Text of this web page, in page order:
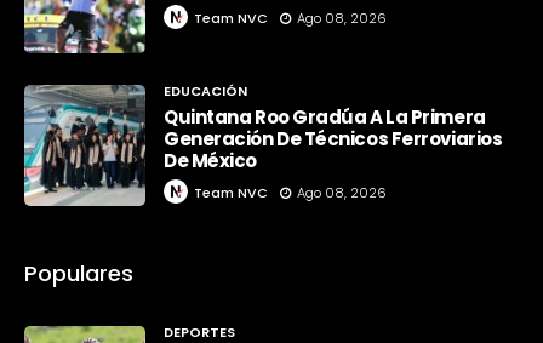
Team NVC Ago 08, 2026
EDUCACIÓN
Quintana Roo Gradúa A La Primera
Generación De Técnicos Ferroviarios
De México
Team NVC Ago 08, 2026
Populares
DEPORTES